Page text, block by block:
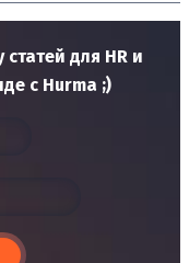
для HR и
с Hurma ;)